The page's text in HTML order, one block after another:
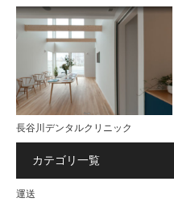
長谷川デンタルクリニック
カテゴリ一覧
運送